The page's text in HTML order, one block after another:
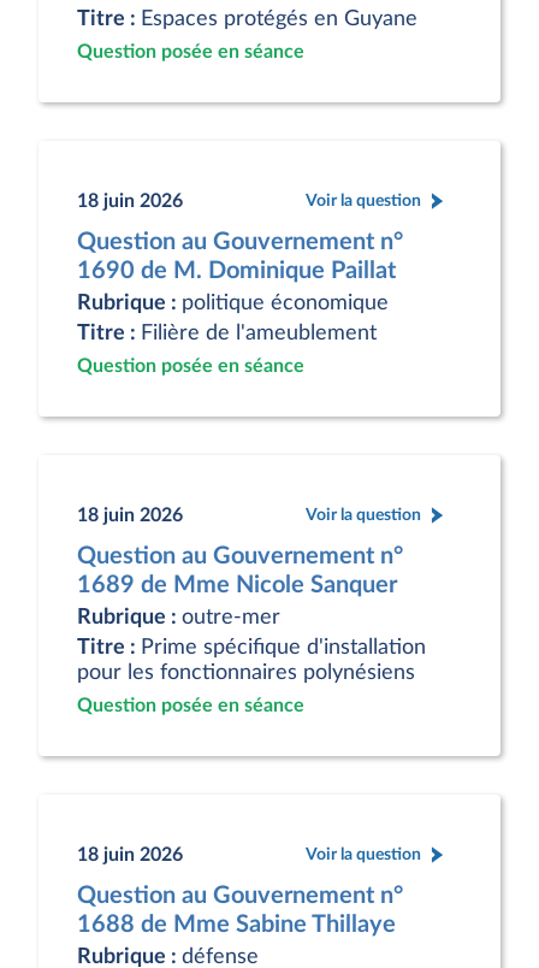
Titre : Espaces protégés en Guyane
Question posée en séance
18 juin 2026 Voir la question
Question au Gouvernement n°
1690 de M. Dominique Paillat
Rubrique : politique économique
Titre : Filière de l'ameublement
Question posée en séance
18 juin 2026 Voir la question
Question au Gouvernement n°
1689 de Mme Nicole Sanquer
Rubrique : outre-mer
Titre : Prime spécifique d'installation
pour les fonctionnaires polynésiens
Question posée en séance
18 juin 2026 Voir la question
Question au Gouvernement n°
1688 de Mme Sabine Thillaye
Rubrique : défense